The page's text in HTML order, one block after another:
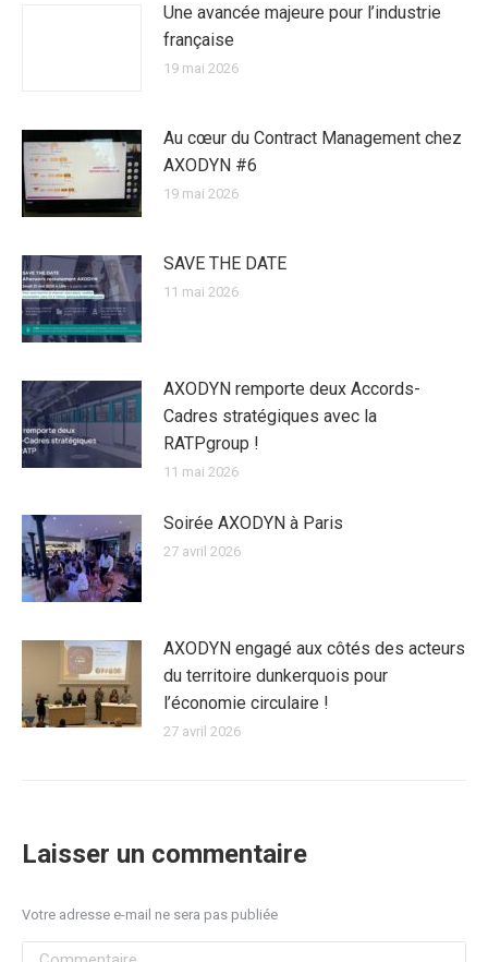
Une avancée majeure pour l’industrie
française
19 mai 2026
Au cœur du Contract Management chez
AXODYN #6
19 mai 2026
SAVE THE DATE
11 mai 2026
AXODYN remporte deux Accords-
Cadres stratégiques avec la
RATPgroup !
11 mai 2026
Soirée AXODYN à Paris
27 avril 2026
AXODYN engagé aux côtés des acteurs
du territoire dunkerquois pour
l’économie circulaire !
27 avril 2026
Laisser un commentaire
Votre adresse e-mail ne sera pas publiée
Commentaire